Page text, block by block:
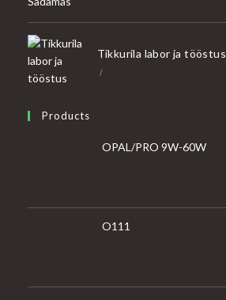
Tikkurila labor ja tööstus
/
Products
OPAL/PRO 9W-60W
O111